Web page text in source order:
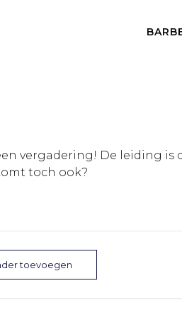
vergadering! De leiding
toch ook?
toevoegen